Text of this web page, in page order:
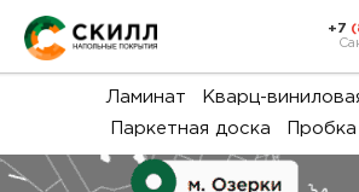
+7
Ламинат
Кварц-
Паркетная доска
Пробка